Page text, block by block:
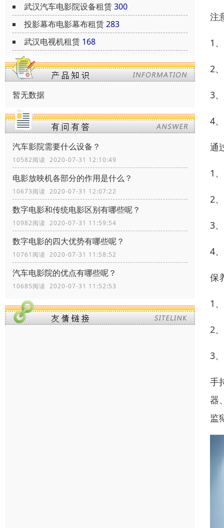
武汉汽车电影院设备租赁300
投影幕布电影幕布租赁283
武汉电视机租赁 168
暂无数据
汽车影院需要什么设备？
10582阅读 2020-07-31 12:10:49
电影放映机各部分的作用是什么？
10673阅读 2020-07-31 12:07:22
数字电影和传统电影区别有哪些呢？
10982阅读 2020-07-31 11:59:54
数字电影的四大优势有哪些呢？
10761阅读 2020-07-31 11:58:52
汽车电影院的优点有哪些呢？
10685阅读 2020-07-31 11:52:53
注
1
2
3
4
通
1
2
3
4
保
1
2
3
手
器
监